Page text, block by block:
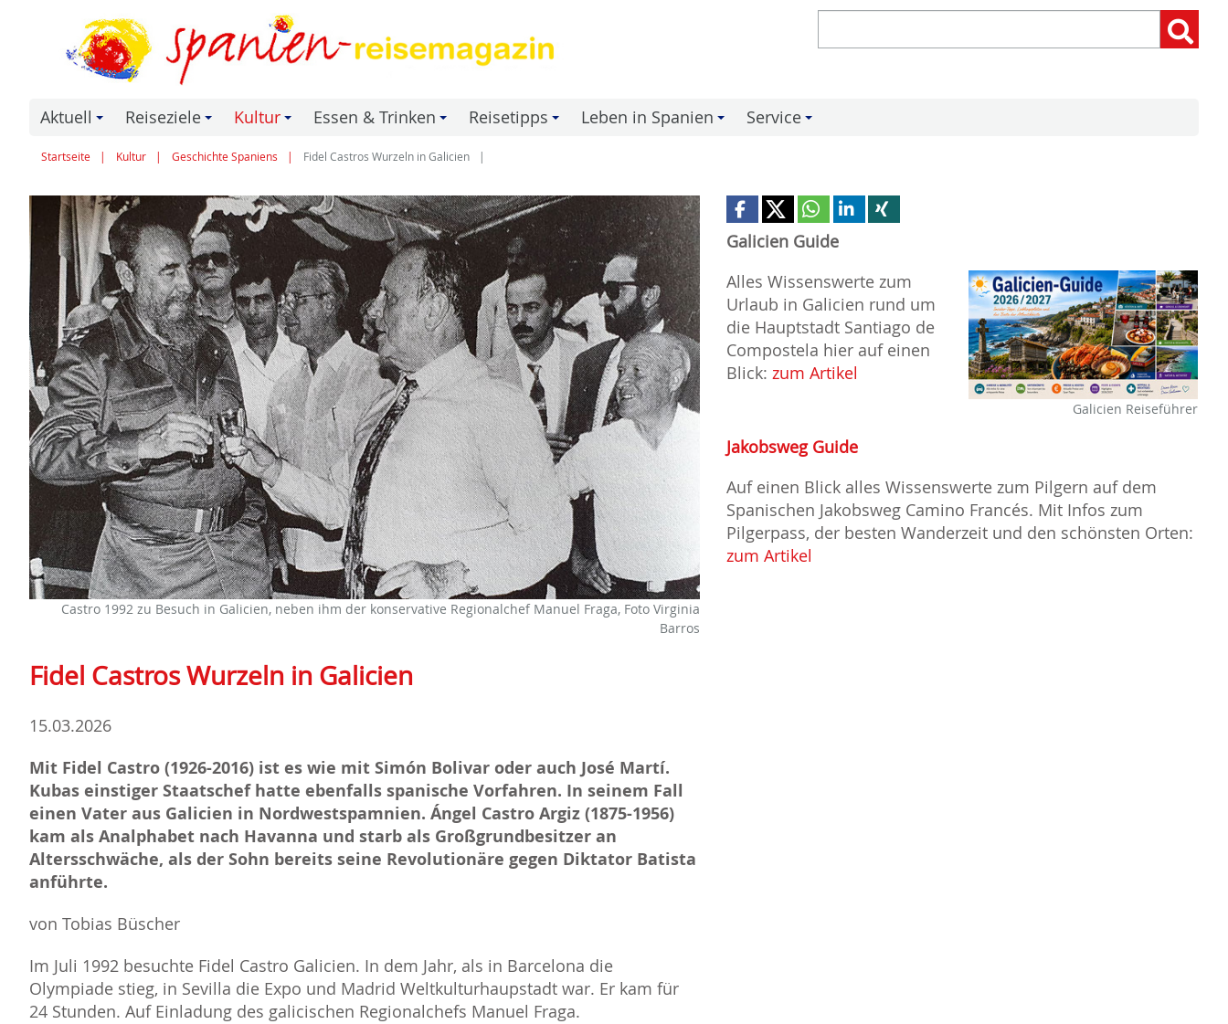
Suchen:
Aktuell Reiseziele Kultur Essen & Trinken Reisetipps Leben in Spanien Service
Startseite Kultur Geschichte Spaniens Fidel Castros Wurzeln in Galicien
Castro 1992 zu Besuch in Galicien, neben ihm der konservative Regionalchef Manuel Fraga, Foto Virginia
Barros
Fidel Castros Wurzeln in Galicien
15.03.2026
Mit Fidel Castro (1926-2016) ist es wie mit Simón Bolivar oder auch José Martí.
Kubas einstiger Staatschef hatte ebenfalls spanische Vorfahren. In seinem Fall
einen Vater aus Galicien in Nordwestspamnien. Ángel Castro Argiz (1875-1956)
kam als Analphabet nach Havanna und starb als Großgrundbesitzer an
Altersschwäche, als der Sohn bereits seine Revolutionäre gegen Diktator Batista
anführte.
von Tobias Büscher
Im Juli 1992 besuchte Fidel Castro Galicien. In dem Jahr, als in Barcelona die
Olympiade stieg, in Sevilla die Expo und Madrid Weltkulturhaupstadt war. Er kam für
24 Stunden. Auf Einladung des galicischen Regionalchefs Manuel Fraga.
Galicien Guide
Galicien Reiseführer
Alles Wissenswerte zum
Urlaub in Galicien rund um
die Hauptstadt Santiago de
Compostela hier auf einen
Blick: zum Artikel
Jakobsweg Guide
Auf einen Blick alles Wissenswerte zum Pilgern auf dem
Spanischen Jakobsweg Camino Francés. Mit Infos zum
Pilgerpass, der besten Wanderzeit und den schönsten Orten:
zum Artikel